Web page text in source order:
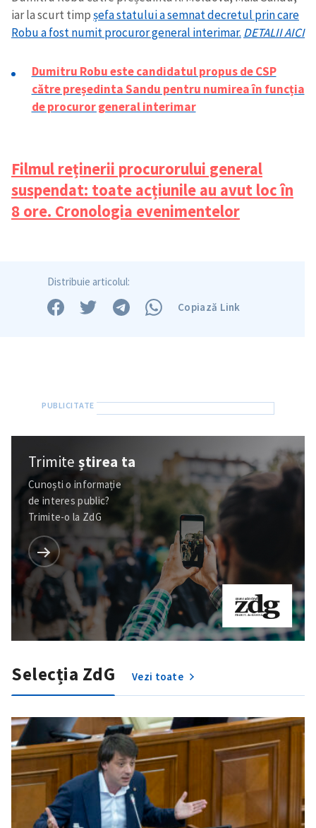
in English
на русском
iar la scurt timpșefa statului a semnat decretul prin care
Robu a fost numit procuror general interimar. DETALII AICI
Dumitru Robu este candidatul propus de CSP
către președinta Sandu pentru numirea în funcția
de procuror general interimar
Filmul reținerii procurorului general
suspendat: toate acțiunile au avut loc în
8 ore. Cronologia evenimentelor
Distribuie articolul:
Copiază Link
Trimiteștirea ta
Cunoști o informație
de interes public?
Trimite-o la ZdG
Selecția ZdG Vezi toate